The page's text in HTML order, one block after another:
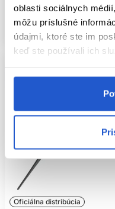
oblasti sociálnych
môžu príslušné
údajmi, ktoré ste im
keď ste používali ich
Mám záujem
Oficiálna distribúcia